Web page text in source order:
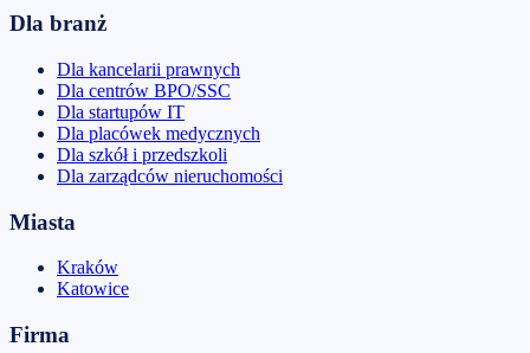
Dla branż
Dla kancelarii prawnych
Dla centrów BPO/SSC
Dla startupów IT
Dla placówek medycznych
Dla szkół i przedszkoli
Dla zarządców nieruchomości
Miasta
Kraków
Katowice
Firma